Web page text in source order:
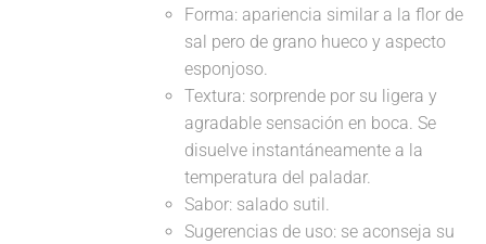
Forma: apariencia similar a la flor de
sal pero de grano hueco y aspecto
esponjoso.
Textura: sorprende por su ligera y
agradable sensación en boca. Se
disuelve instantáneamente a la
temperatura del paladar.
Sabor: salado sutil.
Sugerencias de uso: se aconseja su